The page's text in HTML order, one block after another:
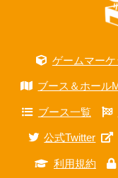
ゲームマー
ブース＆ホール
ブース一覧
公式Twitter
利用規約